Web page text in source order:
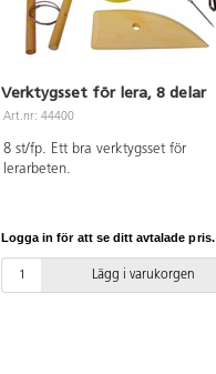
Verktygsset för lera, 8 delar
Art.nr: 44400
8 st/fp. Ett bra verktygsset för
lerarbeten.
Logga in för att se ditt avtalade pris.
Lägg i varukorgen